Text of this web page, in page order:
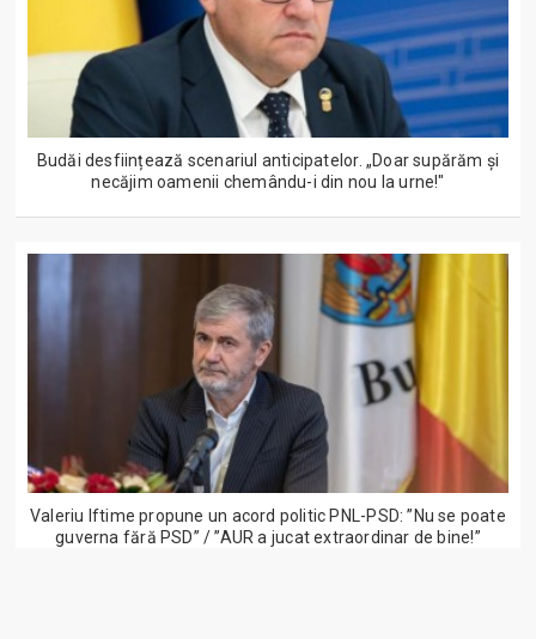
Budăi desființează scenariul anticipatelor. „Doar supărăm și
necăjim oamenii chemându-i din nou la urne!"
Valeriu Iftime propune un acord politic PNL-PSD: ”Nu se poate
guverna fără PSD” / ”AUR a jucat extraordinar de bine!”